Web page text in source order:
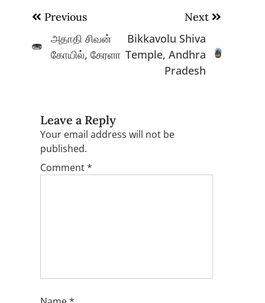
Post
navigation
Previous
அதாதி சிவன்
கோயில், கேரளா
Next
Bikkavolu Shiva
Temple, Andhra
Pradesh
Leave a Reply
Your email address will not be
published.
Comment*